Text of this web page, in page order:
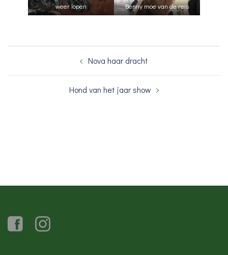
weer lopen
Benny moe van de reis
Nova haar dracht
Hond van het jaar show